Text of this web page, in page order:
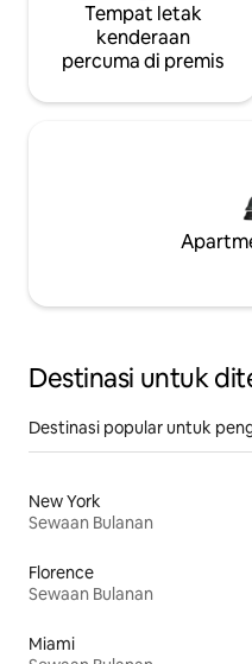
Tempat letak
kenderaan
percuma di premis
Destinasi untuk
Destinasi popular untuk
New York
Sewaan Bulanan
Florence
Sewaan Bulanan
Miami